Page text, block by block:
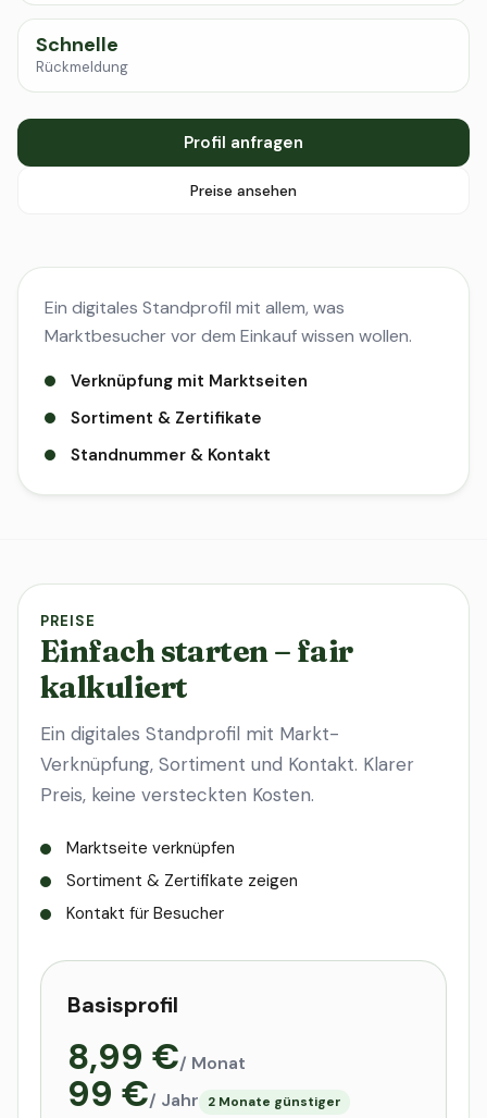
Schnelle
Rückmeldung
Profil anfragen
Preise ansehen
Ein digitales Standprofil mit allem, was
Marktbesucher vor dem Einkauf wissen wollen.
Verknüpfung mit Marktseiten
Sortiment & Zertifikate
Standnummer & Kontakt
PREISE
Einfach starten – fair
kalkuliert
Ein digitales Standprofil mit Markt-
Verknüpfung, Sortiment und Kontakt. Klarer
Preis, keine versteckten Kosten.
Marktseite verknüpfen
Sortiment & Zertifikate zeigen
Kontakt für Besucher
Basisprofil
8,99 €/ Monat
99 €/ Jahr 2 Monate günstiger